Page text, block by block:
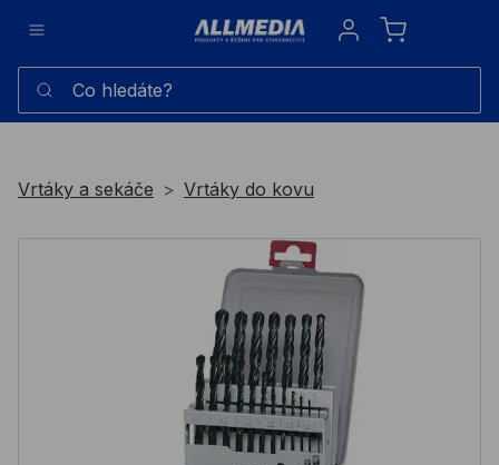
Sign in
Co hledáte?
Vrtáky a sekáče Vrtáky do kovu